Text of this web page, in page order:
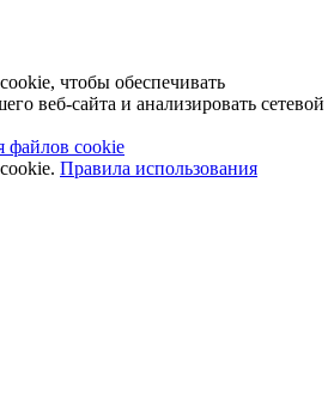
чтобы обеспечивать
веб-сайта и анализировать сетевой
файлов cookie
Правила использования